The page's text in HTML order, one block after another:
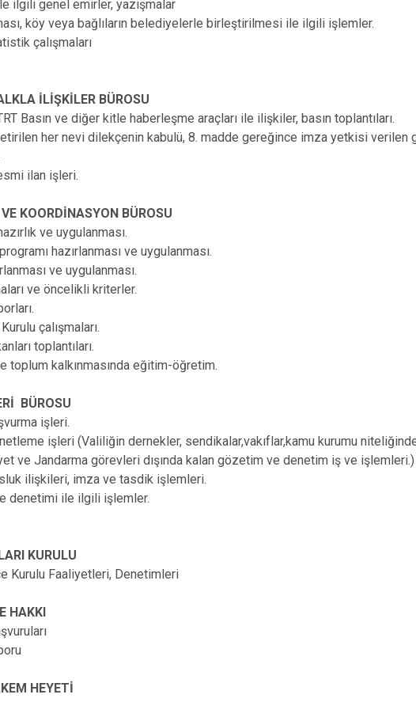
ilgili genel emirler, yazışmalar
köy veya bağlıların belediyelerle birleştirilmesi ile ilgili işlemler.
çalışmaları
İLİŞKİLER BÜROSU
Basın ve diğer kitle haberleşme araçları ile ilişkiler, basın toplantıları.
her nevi dilekçenin kabulü, 8. madde gereğince imza yetkisi verilen
ilan işleri.
KOORDİNASYON BÜROSU
ve uygulanması.
hazırlanması ve uygulanması.
ve uygulanması.
ve öncelikli kriterler.
çalışmaları.
toplantıları.
toplum kalkınmasında eğitim-öğretim.
BÜROSU
işleri.
işleri (Valiliğin dernekler, sendikalar,vakıflar,kamu kurumu
ve Jandarma görevleri dışında kalan gözetim ve denetim iş ve işlemleri.)
ilişkileri, imza ve tasdik işlemleri.
denetimi ile ilgili işlemler.
KURULU
Kurulu Faaliyetleri, Denetimleri
HAKKI
HEYETİ